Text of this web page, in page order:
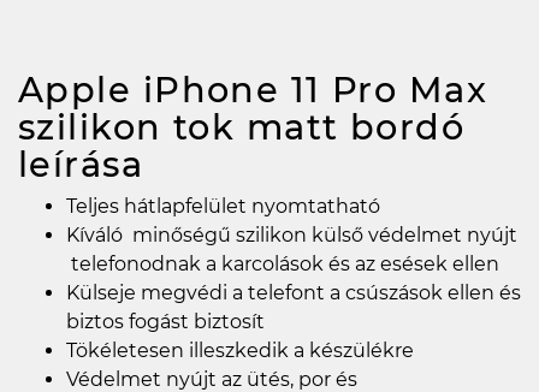
Apple iPhone 11 Pro Max
szilikon tok matt bordó
leírása
Teljes hátlapfelület nyomtatható
Kíváló minőségű szilikon külső védelmet nyújt
telefonodnak a karcolások és az esések ellen
Külseje megvédi a telefont a csúszások ellen és
biztos fogást biztosít
Tökéletesen illeszkedik a készülékre
Védelmet nyújt az ütés, por és